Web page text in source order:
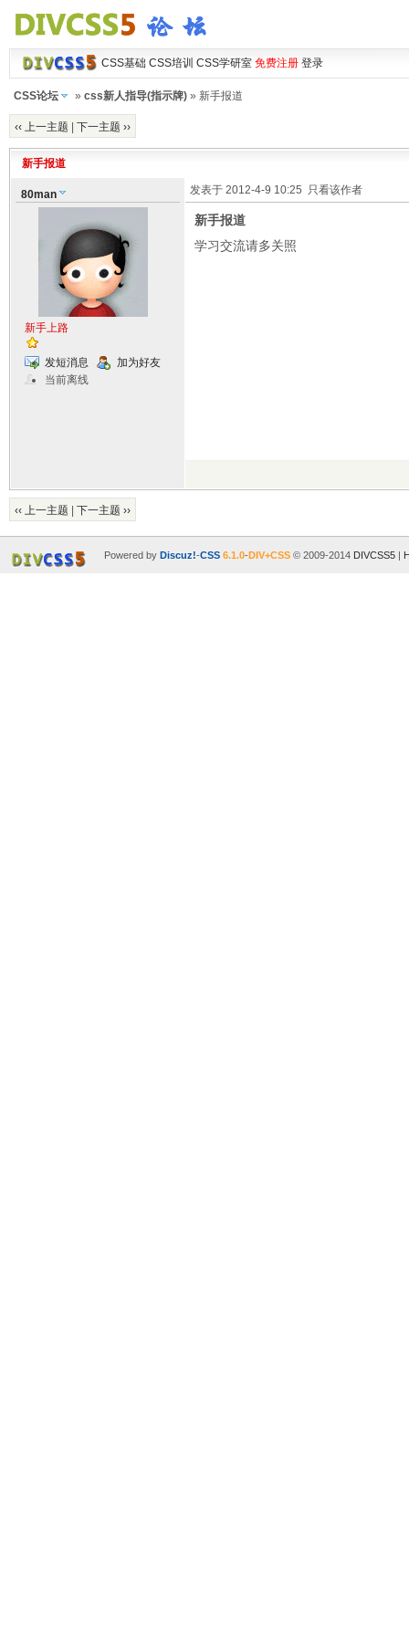
CSS基础 CSS培训 CSS学研室 免费注册 登录
CSS论坛 » css新人指导(指示牌)» 新手报道
‹‹ 上一主题 下一主题 ››
新手报道
80man
新手上路
发短消息
加为好友
当前离线
发表于 2012-4-9 10:25 只看该作者
新手报道
学习交流请多关照
‹‹ 上一主题 下一主题 ››
Powered by Discuz!-CSS 6.1.0-DIV+CSS© 2009-2014 DIVCSS5|